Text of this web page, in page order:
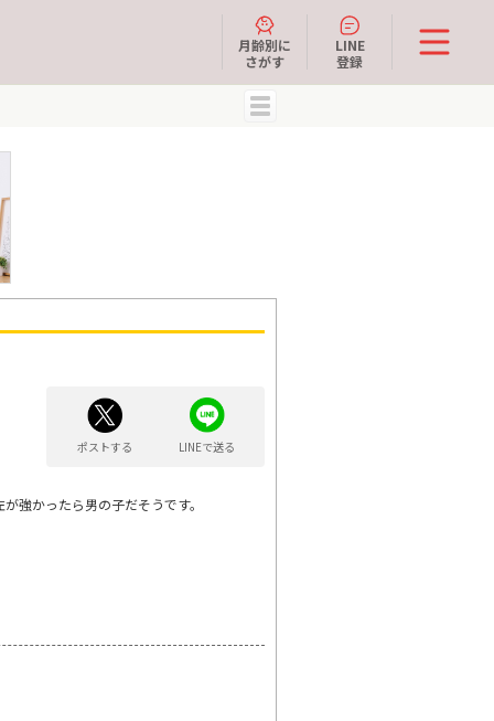
月齢別に
さがす
LINE
登録
ポストする LINEで送る
強かったら男の子だそうです。